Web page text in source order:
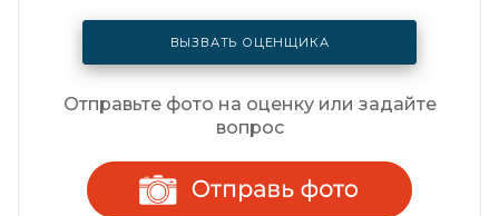
ВЫЗВАТЬ ОЦЕНЩИКА
Отправьте фото на оценку или задайте
вопрос